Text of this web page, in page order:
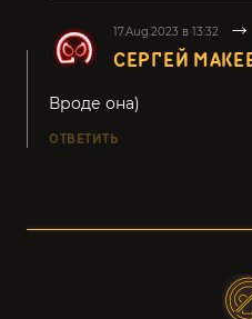
17.Aug.2023 в 13:32
СЕРГЕЙ
Вроде она)
ОТВЕТИТЬ